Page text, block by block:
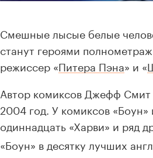
Смешные лысые белые
станут героями
режиссер «Питера Пэна» и «
Автор комиксов Джефф Смит
2004 год. У комиксов «Боун»
одиннадцать «Харви» и ряд
«Боун» в десятку лучших